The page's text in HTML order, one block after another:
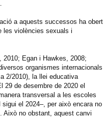
a aquests successos ha obert
les violències sexuals i
Egan i Hawkes, 2008;
organismes internacionals
2/2010), la llei educativa
de desembre de 2020 el
transversal a les escoles
el 2024–, per això encara no
Això no obstant, aquest canvi